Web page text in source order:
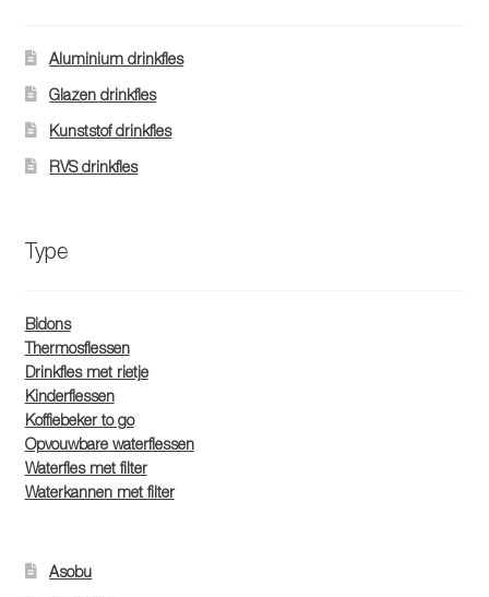
Aluminium drinkfles
Glazen drinkfles
Kunststof drinkfles
RVS drinkfles
Type
Bidons
Thermosflessen
Drinkfles met rietje
Kinderflessen
Koffiebeker to go
Opvouwbare waterflessen
Waterfles met filter
Waterkannen met filter
Asobu